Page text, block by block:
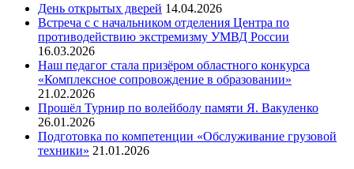
День открытых дверей 14.04.2026
Встреча с с начальником отделения Центра по
противодействию экстремизму УМВД России
16.03.2026
Наш педагог стала призёром областного конкурса
«Комплексное сопровождение в образовании»
21.02.2026
Прошёл Турнир по волейболу памяти Я. Вакуленко
26.01.2026
Подготовка по компетенции «Обслуживание грузовой
техники» 21.01.2026